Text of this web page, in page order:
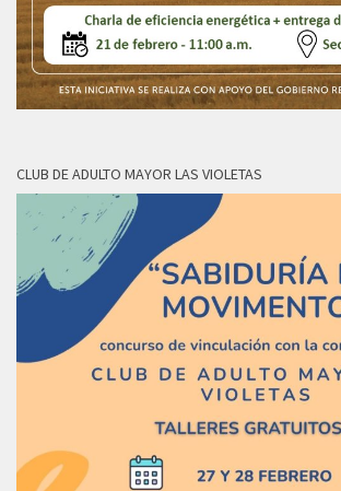
CLUB DE ADULTO MAYOR LAS VIOLETAS